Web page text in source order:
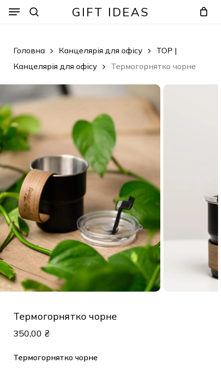
GIFT IDEAS
Menu
Головна Канцелярія для офісу
TOP |
Канцелярія для офісу
Термогорнятко чорне
Термогорнятко чорне
350,00 ₴
Термогорнятко чорне
Menu